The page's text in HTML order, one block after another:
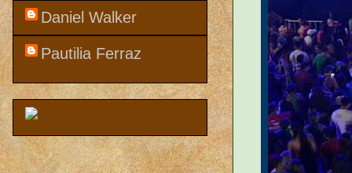
Daniel Walker
Pautilia Ferraz